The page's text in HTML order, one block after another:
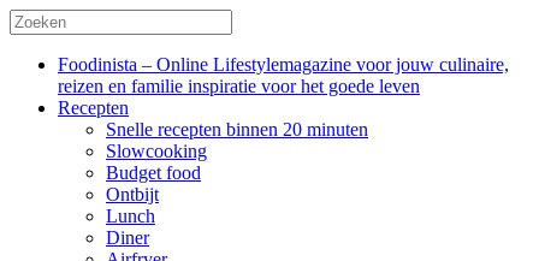
Foodinista – Online Lifestylemagazine voor jouw culinaire,
reizen en familie inspiratie voor het goede leven
Recepten
Snelle recepten binnen 20 minuten
Slowcooking
Budget food
Ontbijt
Lunch
Diner